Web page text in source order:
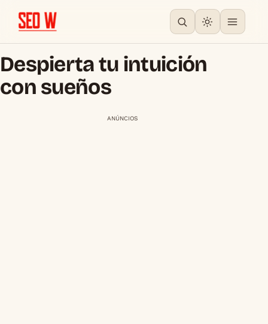
Despierta tu intuición
con sueños
ANÚNCIOS